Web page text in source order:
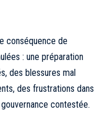
conséquence de
: une préparation
des blessures mal
des frustrations dans
contestée.